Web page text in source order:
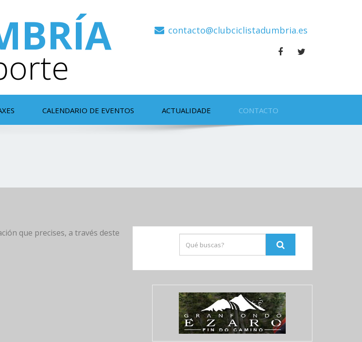
contacto@clubciclistadumbria.es
CALENDARIO DE EVENTOS ACTUALIDADE CONTACTO
que precises, a través deste